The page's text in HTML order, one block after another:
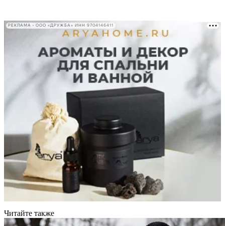
РЕКЛАМА • ООО «ДРУЖБА» ИНН 9704146411
Читайте также